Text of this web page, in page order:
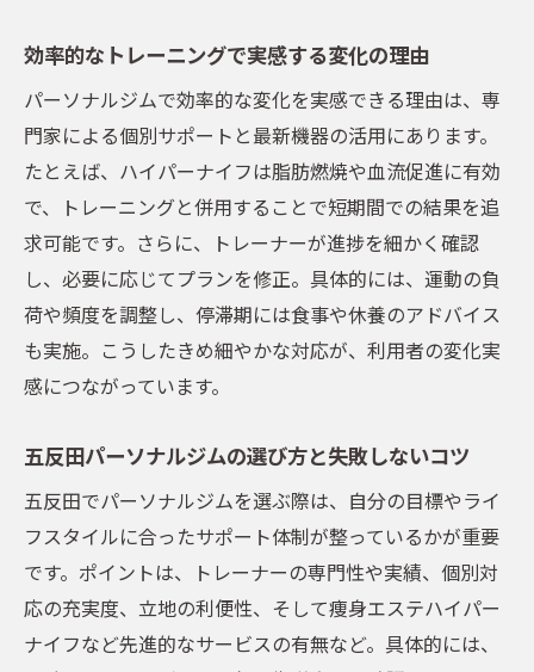
ボディメイク目標達成へ導く新提案
法
大会前ボディメイクにおすすめのサポート
一人ひとりに合わせた目標設定と実践プラ
ン
五反田パーソナルジムが提案する成果重視
法
ボディメイク成功者の体験談とアドバイス
モチベーション維持に役立つジム選びのコ
ツ
女性トレーナー在籍ジムで安心トレーニング
女性トレーナーがサポートする安心パーソ
ナルジム
女性目線のボディメイクを叶えるジムの特
効率的なトレーニングで実感する変化の理由
パーソナルジムで効率的な変化を実感できる理由は、専
門家による個別サポートと最新機器の活用にあります。
たとえば、ハイパーナイフは脂肪燃焼や血流促進に有効
で、トレーニングと併用することで短期間での結果を追
求可能です。さらに、トレーナーが進捗を細かく確認
し、必要に応じてプランを修正。具体的には、運動の負
荷や頻度を調整し、停滞期には食事や休養のアドバイス
も実施。こうしたきめ細やかな対応が、利用者の変化実
感につながっています。
五反田パーソナルジムの選び方と失敗しないコツ
五反田でパーソナルジムを選ぶ際は、自分の目標やライ
フスタイルに合ったサポート体制が整っているかが重要
です。ポイントは、トレーナーの専門性や実績、個別対
応の充実度、立地の利便性、そして痩身エステハイパー
ナイフなど先進的なサービスの有無など。具体的には、